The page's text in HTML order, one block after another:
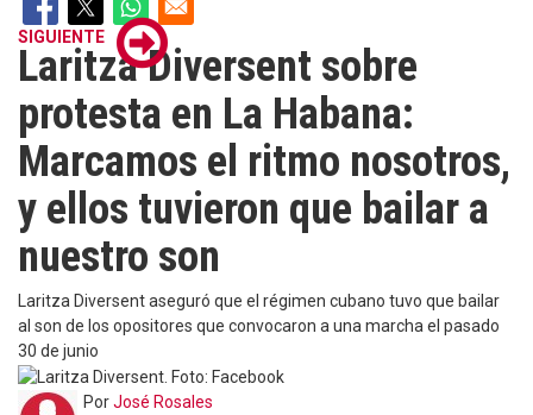
SIGUIENTE
Laritza Diversent sobre
protesta en La Habana:
Marcamos el ritmo nosotros,
y ellos tuvieron que bailar a
nuestro son
Laritza Diversent aseguró que el régimen cubano tuvo que bailar
al son de los opositores que convocaron a una marcha el pasado
30 de junio
PorJosé Rosales